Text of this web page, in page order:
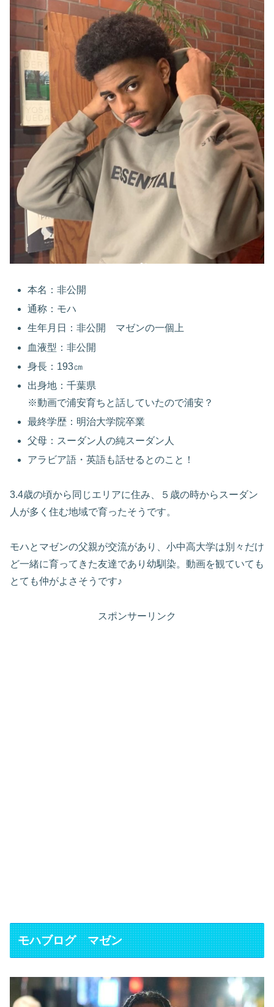
本名：非公開
通称：モハ
生年月日：非公開 マゼンの一個上
血液型：非公開
身長：193㎝
出身地：千葉県
※動画で浦安育ちと話していたので浦安？
最終学歴：明治大学院卒業
父母：スーダン人の純スーダン人
アラビア語・英語も話せるとのこと！
3.4歳の頃から同じエリアに住み、５歳の時からスーダン
人が多く住む地域で育ったそうです。
モハとマゼンの父親が交流があり、小中高大学は別々だけ
ど一緒に育ってきた友達であり幼馴染。動画を観ていても
とても仲がよさそうです♪
スポンサーリンク
モハブログ マゼン